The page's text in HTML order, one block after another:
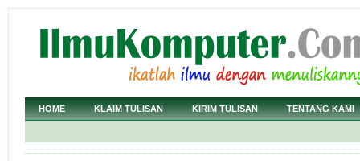
HOME KLAIM TULISAN KIRIM TULISAN TENTANG KAMI